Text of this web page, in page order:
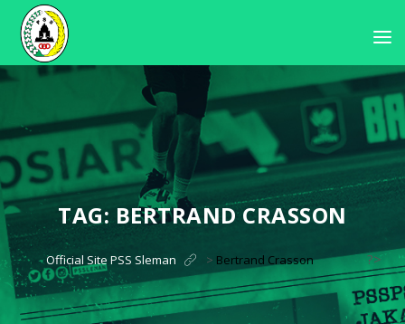
TAG: BERTRAND CRASSON
Official Site PSS Sleman > Bertrand Crasson ?>